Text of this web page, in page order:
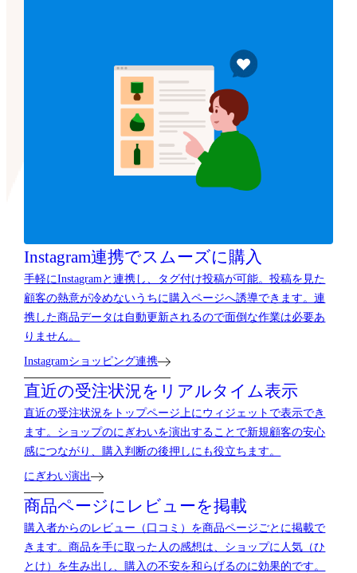
Instagram連携でスムーズに購入
手軽にInstagramと連携し、タグ付け投稿が可能。投稿を見た
顧客の熱意が冷めないうちに購入ページへ誘導できます。連
携した商品データは自動更新されるので面倒な作業は必要あ
りません。
Instagramショッピング連携
直近の受注状況をリアルタイム表示
直近の受注状況をトップページ上にウィジェットで表示でき
ます。ショップのにぎわいを演出することで新規顧客の安心
感につながり、購入判断の後押しにも役立ちます。
にぎわい演出
商品ページにレビューを掲載
購入者からのレビュー（口コミ）を商品ページごとに掲載で
きます。商品を手に取った人の感想は、ショップに人気（ひ
とけ）を生み出し、購入の不安を和らげるのに効果的です。